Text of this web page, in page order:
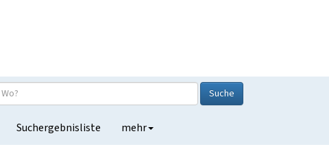
Suche
Suchergebnisliste mehr